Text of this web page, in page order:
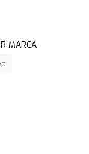
MARCA